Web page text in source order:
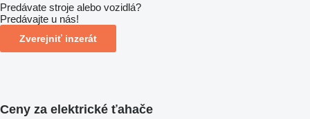
Predávate stroje alebo vozidlá?
Predávajte u nás!
Zverejniť inzerát
Ceny za elektrické ťahače